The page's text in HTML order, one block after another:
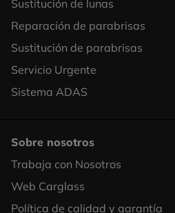
Column
Sustitución de lunas
Reparación de parabrisas
Sustitución de parabrisas
Servicio Urgente
Sistema ADAS
Sobre nosotros
Footer
Column
Trabaja con Nosotros
Web Carglass
Política de calidad y garantía